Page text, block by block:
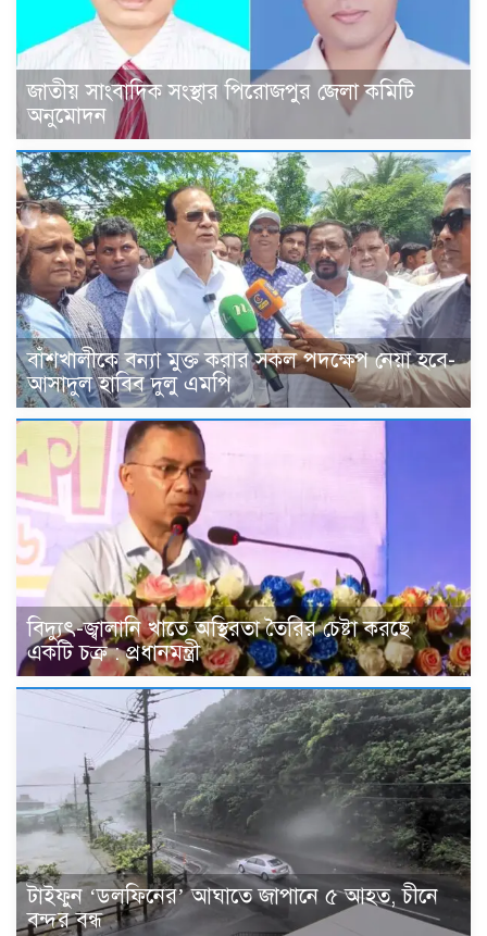
জাতীয় সাংবাদিক সংস্থার পিরোজপুর জেলা কমিটি
অনুমোদন
বাঁশখালীকে বন্যা মুক্ত করার সকল পদক্ষেপ নেয়া হবে-
আসাদুল হাবিব দুলু এমপি
বিদ্যুৎ-জ্বালানি খাতে অস্থিরতা তৈরির চেষ্টা করছে
একটি চক্র : প্রধানমন্ত্রী
টাইফুন ‘ডলফিনের’ আঘাতে জাপানে ৫ আহত, চীনে
বন্দর বন্ধ